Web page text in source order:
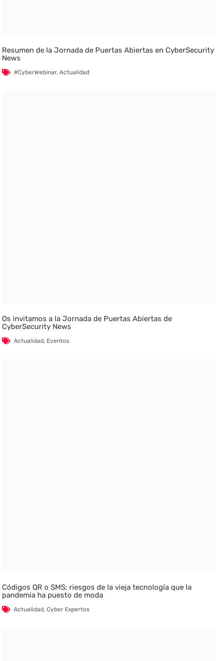
Resumen de la Jornada de Puertas Abiertas en CyberSecurity
News
#CyberWebinar,Actualidad
Os invitamos a la Jornada de Puertas Abiertas de
CyberSecurity News
Actualidad, Eventos
Códigos QR o SMS: riesgos de la vieja tecnología que la
pandemia ha puesto de moda
Actualidad,Cyber Expertos